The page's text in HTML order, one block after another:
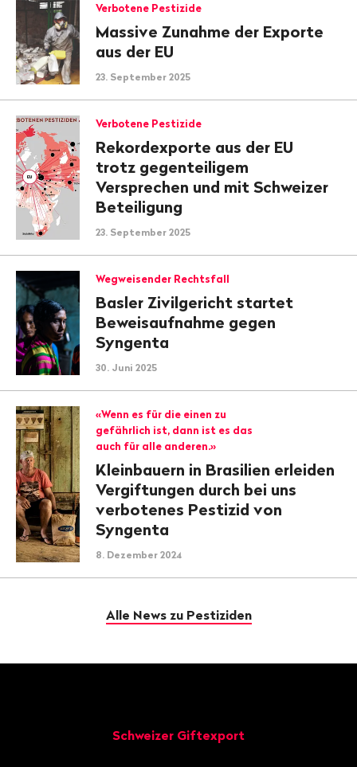
Verbotene Pestizide
Massive Zunahme der Exporte
aus der EU
23. September 2025
Verbotene Pestizide
Rekordexporte aus der EU
trotz gegenteiligem
Versprechen und mit Schweizer
Beteiligung
23. September 2025
Wegweisender Rechtsfall
Basler Zivilgericht startet
Beweisaufnahme gegen
Syngenta
30. Juni 2025
«Wenn es für die einen zu
gefährlich ist, dann ist es das
auch für alle anderen.»
Kleinbauern in Brasilien erleiden
Vergiftungen durch bei uns
verbotenes Pestizid von
Syngenta
8. Dezember 2024
Alle News zu Pestiziden
Schweizer Giftexport